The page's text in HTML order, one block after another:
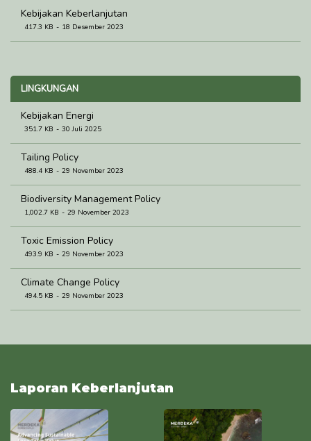
Kebijakan Keberlanjutan
417.3 KB 18 Desember 2023
LINGKUNGAN
Kebijakan Energi
351.7 KB 30 Juli 2025
Tailing Policy
488.4 KB 29 November 2023
Biodiversity Management Policy
1,002.7 KB 29 November 2023
Toxic Emission Policy
493.9 KB 29 November 2023
Climate Change Policy
494.5 KB 29 November 2023
Environmental Policy
137.2 KB 17 Oktober 2023
Laporan Keberlanjutan